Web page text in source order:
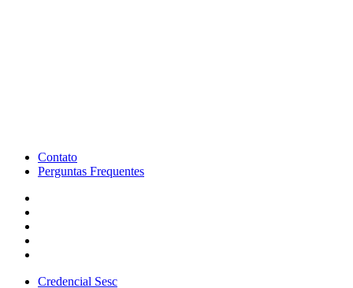
Contato
Perguntas Frequentes
Credencial Sesc